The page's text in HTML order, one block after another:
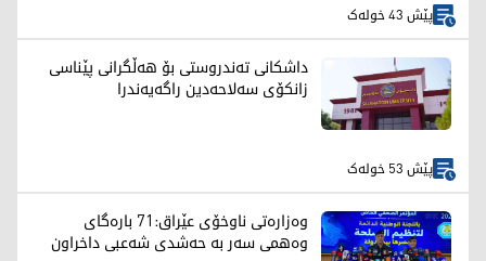
پێش 43 خولەک
داشکانی تەندروستی بۆ هەڵگرانی پێناسی
زانکۆی سەلاحەدین راگەیەندرا
پێش 53 خولەک
وەزارەتی ناوخۆی عێراق:71 بارەگای
وەهمی سەر بە حەشدی شەعبی داخراون